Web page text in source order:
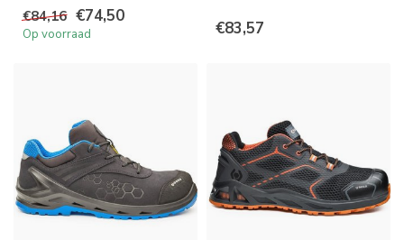
€84,16 €74,50
Op voorraad €83,57